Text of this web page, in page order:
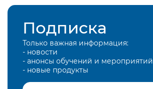
Подписка
Только важная информация:
- новости
- анонсы обучений и мероприятий
- новые продукты